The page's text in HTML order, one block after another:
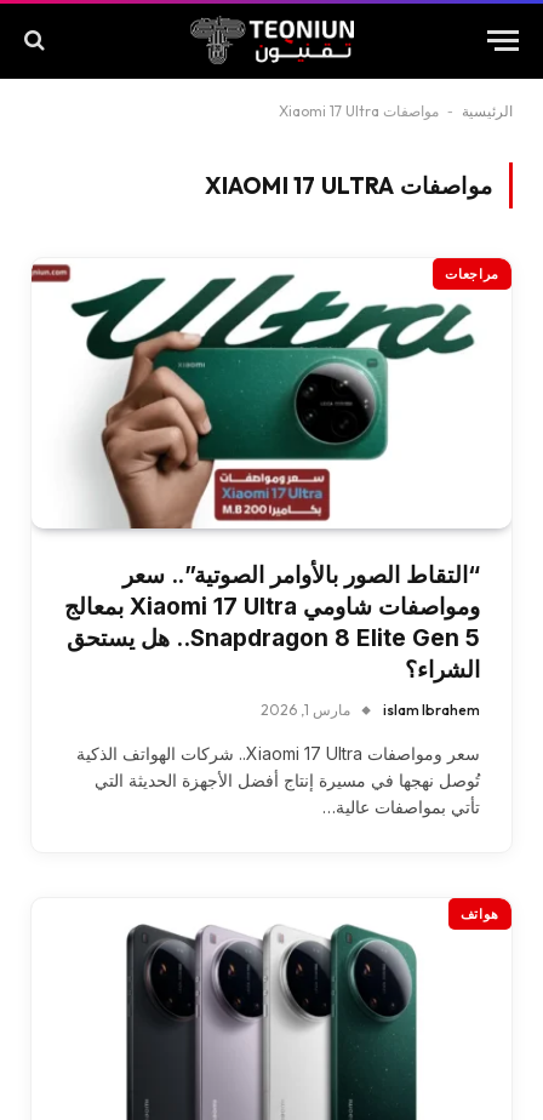
الرئيسية - مواصفات Xiaomi 17 Ultra
مواصفات XIAOMI 17 ULTRA
مراجعات
“التقاط الصور بالأوامر الصوتية”.. سعر
ومواصفات شاومي Xiaomi 17 Ultra بمعالج
Snapdragon 8 Elite Gen 5.. هل يستحق
الشراء؟
islam Ibrahem مارس 1, 2026
سعر ومواصفات Xiaomi 17 Ultra.. شركات الهواتف الذكية
تُوصل نهجها في مسيرة إنتاج أفضل الأجهزة الحديثة التي
تأتي بمواصفات عالية…
هواتف